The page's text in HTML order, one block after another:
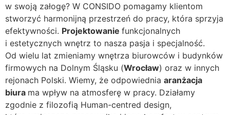
w swoją załogę? W CONSIDO pomagamy klientom
stworzyć harmonijną przestrzeń do pracy, która sprzyja
efektywności. Projektowanie funkcjonalnych
i estetycznych wnętrz to nasza pasja i specjalność.
Od wielu lat zmieniamy wnętrza biurowców i budynków
firmowych na Dolnym Śląsku (Wrocław) oraz w innych
rejonach Polski. Wiemy, że odpowiednia aranżacja
biura ma wpływ na atmosferę w pracy. Działamy
zgodnie z filozofią Human-centred design,